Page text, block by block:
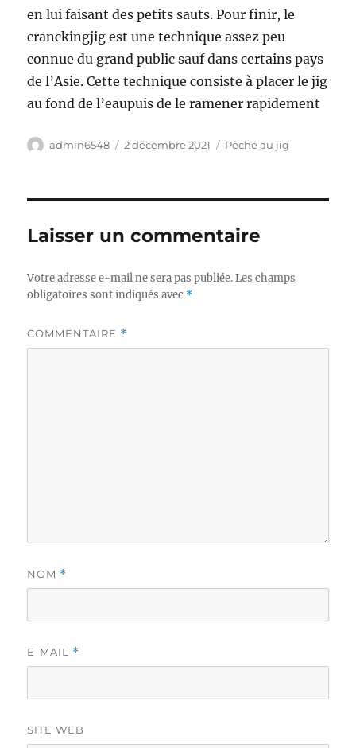
en lui faisant des petits sauts. Pour finir, le
cranckingjig est une technique assez peu
connue du grand public sauf dans certains pays
de l’Asie. Cette technique consiste à placer le jig
au fond de l’eaupuis de le ramener rapidement
Auteur
admin6548
Publié
2 décembre 2021 Catégories
Pêche au jig
Laisser un commentaire
Votre adresse e-mail ne sera pas publiée. Les champs
obligatoires sont indiqués avec *
COMMENTAIRE *
NOM *
E-MAIL *
SITE WEB